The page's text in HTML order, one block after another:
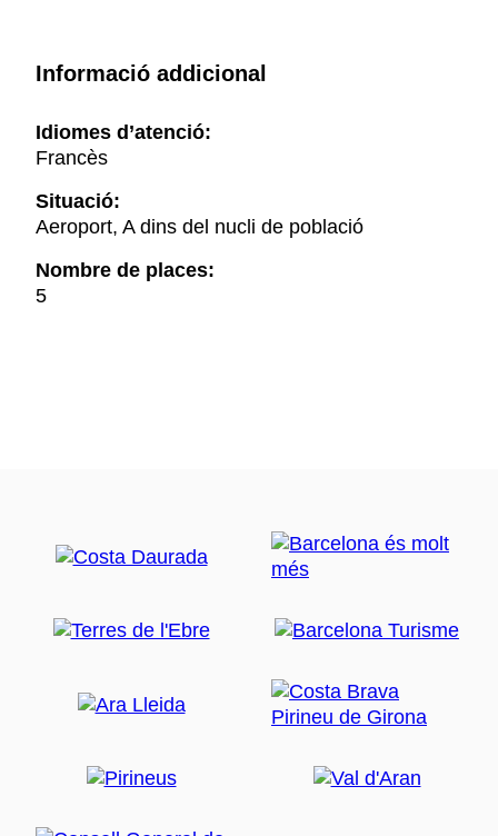
Informació addicional
Idiomes d’atenció:
Francès
Situació:
Aeroport, A dins del nucli de població
Nombre de places:
5